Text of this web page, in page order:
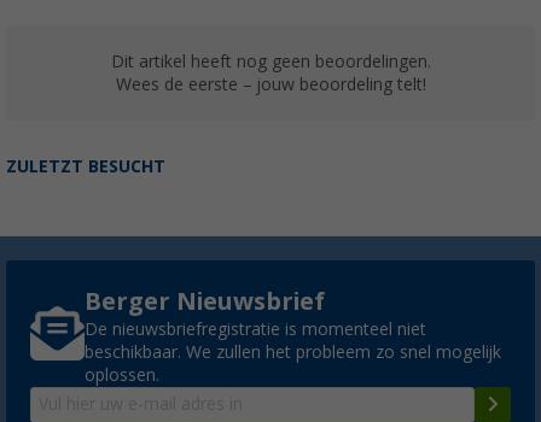
Dit artikel heeft nog geen beoordelingen.
Wees de eerste – jouw beoordeling telt!
ZULETZT BESUCHT
Berger Nieuwsbrief
De nieuwsbriefregistratie is momenteel niet
beschikbaar. We zullen het probleem zo snel mogelijk
oplossen.